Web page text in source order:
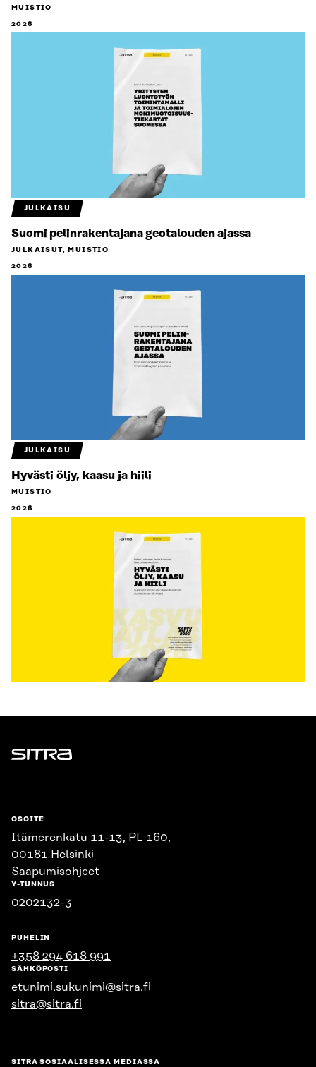
MUISTIO
2026
JULKAISU
Suomi pelinrakentajana geotalouden ajassa
JULKAISUT, MUISTIO
2026
JULKAISU
Hyvästi öljy, kaasu ja hiili
MUISTIO
2026
Sitra
OSOITE
Itämerenkatu 11-13, PL 160,
00181 Helsinki
Saapumisohjeet
Y-TUNNUS
0202132-3
PUHELIN
+358 294 618 991
SÄHKÖPOSTI
etunimi.sukunimi@sitra.fi
sitra@sitra.fi
SITRA SOSIAALISESSA MEDIASSA